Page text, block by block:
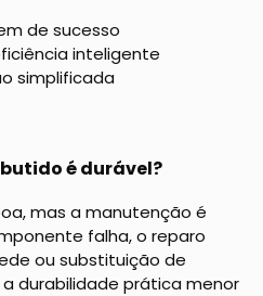
de sucesso
inteligente
simplificada
é durável?
mas a manutenção é
falha, o reparo
ou substituição de
durabilidade prática menor